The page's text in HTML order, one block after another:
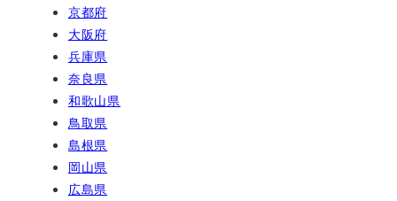
京都府
大阪府
兵庫県
奈良県
和歌山県
鳥取県
島根県
岡山県
広島県